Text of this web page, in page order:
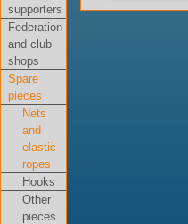
supporters
Federation
and club
shops
Spare
pieces
Nets
and
elastic
ropes
Hooks
Other
pieces